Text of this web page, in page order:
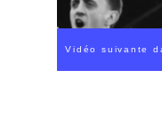
Vidéo suivante